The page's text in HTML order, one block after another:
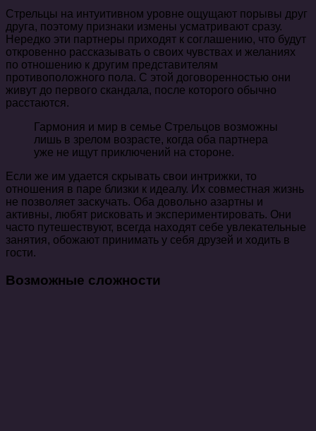
Стрельцы на интуитивном уровне ощущают порывы друг
друга, поэтому признаки измены усматривают сразу.
Нередко эти партнеры приходят к соглашению, что будут
откровенно рассказывать о своих чувствах и желаниях
по отношению к другим представителям
противоположного пола. С этой договоренностью они
живут до первого скандала, после которого обычно
расстаются.
Гармония и мир в семье Стрельцов возможны
лишь в зрелом возрасте, когда оба партнера
уже не ищут приключений на стороне.
Если же им удается скрывать свои интрижки, то
отношения в паре близки к идеалу. Их совместная жизнь
не позволяет заскучать. Оба довольно азартны и
активны, любят рисковать и экспериментировать. Они
часто путешествуют, всегда находят себе увлекательные
занятия, обожают принимать у себя друзей и ходить в
гости.
Возможные сложности